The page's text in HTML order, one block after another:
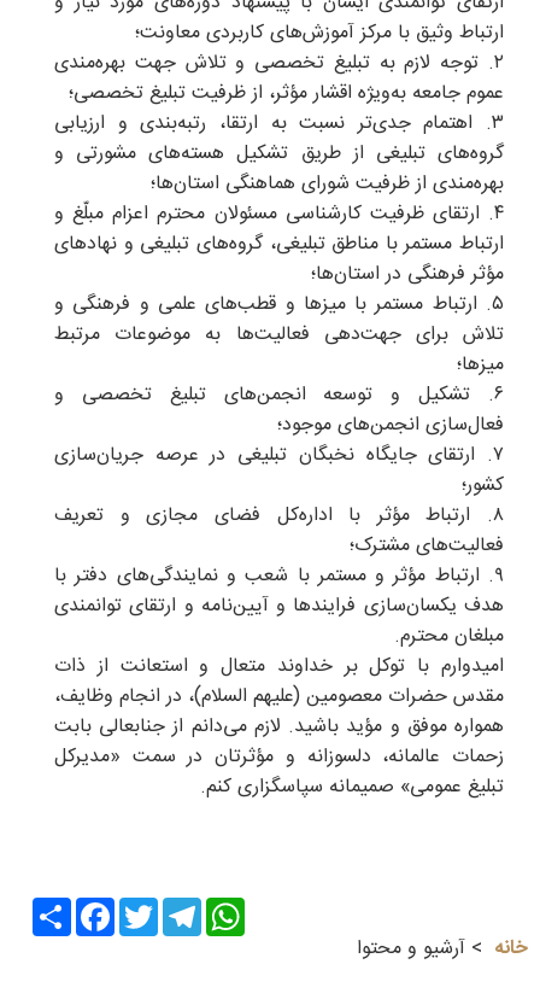
ارتباط وثیق با مرکز آموزش‌های کاربردی معاونت؛
۲. توجه لازم به تبلیغ تخصصی و تلاش جهت بهره‌مندی
عموم جامعه به‌ویژه اقشار مؤثر، از ظرفیت تبلیغ تخصصی؛
۳. اهتمام جدی‌تر نسبت به ارتقا، رتبه‌بندی و ارزیابی
گروه‌های تبلیغی از طریق تشکیل هسته‌های مشورتی و
بهره‌مندی از ظرفیت شورای هماهنگی استان‌ها؛
۴. ارتقای ظرفیت کارشناسی مسئولان محترم اعزام مبلّغ و
ارتباط مستمر با مناطق تبلیغی، گروه‌های تبلیغی و نهادهای
مؤثر فرهنگی در استان‌ها؛
۵. ارتباط مستمر با میزها و قطب‌های علمی و فرهنگی و
تلاش برای جهت‌دهی فعالیت‌ها به موضوعات مرتبط
میزها؛
۶. تشکیل و توسعه انجمن‌های تبلیغ تخصصی و
فعال‌سازی انجمن‌های موجود؛
۷. ارتقای جایگاه نخبگان تبلیغی در عرصه جریان‌سازی
کشور؛
۸. ارتباط مؤثر با اداره‌کل فضای مجازی و تعریف
فعالیت‌های مشترک؛
۹. ارتباط مؤثر و مستمر با شعب و نمایندگی‌های دفتر با
هدف یکسان‌سازی فرایندها و آیین‌نامه و ارتقای توانمندی
مبلغان محترم.
امیدوارم با توکل بر خداوند متعال و استعانت از ذات
مقدس حضرات معصومین (علیهم السلام)، در انجام وظایف،
همواره موفق و مؤید باشید. لازم می‌دانم از جنابعالی بابت
زحمات عالمانه، دلسوزانه و مؤثرتان در سمت «مدیرکل
تبلیغ عمومی» صمیمانه سپاسگزاری کنم.
Share
FacebookTwitter
Telegram
WhatsApp
خانه
آرشیو و محتوا